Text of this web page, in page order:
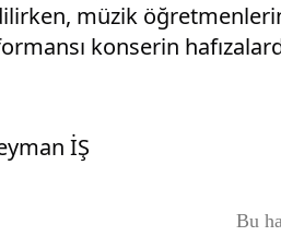
müzik
konserin
İŞ
Bu